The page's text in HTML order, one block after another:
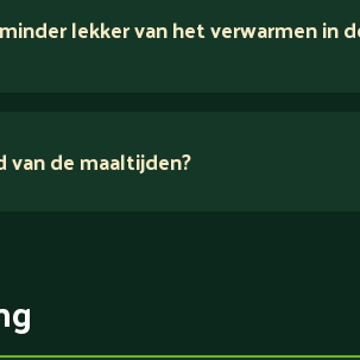
lekker van het verwarmen in
de maaltijden?